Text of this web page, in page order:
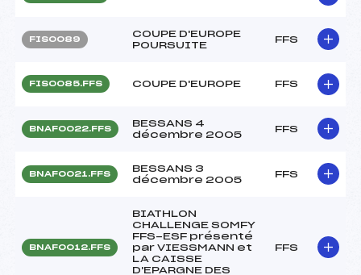
FIS0089
COUPE D'EUROPE
POURSUITE
FFS
FIS0085.FFS COUPE D'EUROPE FFS
BNAF0022.FFS
BESSANS 4
décembre 2005
FFS
BNAF0021.FFS
BESSANS 3
décembre 2005
FFS
BNAF0012.FFS
BIATHLON
CHALLENGE SOMFY
FFS-ESF présenté
par VIESSMANN et
LA CAISSE
D'EPARGNE DES
FFS